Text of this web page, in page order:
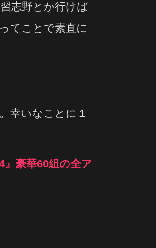
志野とか行けば
てことで素直に
幸いなことに１
』豪華60組の全ア